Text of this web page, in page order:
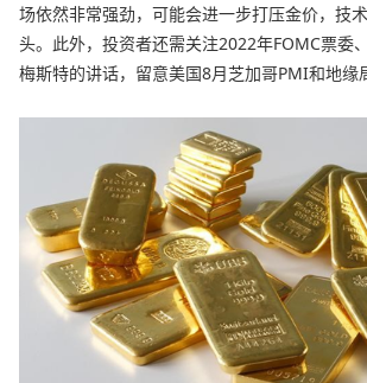
场依然非常强劲，可能会进一步打压金价，技
头。此外，投资者还需关注2022年FOMC票委
梅斯特的讲话，留意美国8月芝加哥PMI和地缘